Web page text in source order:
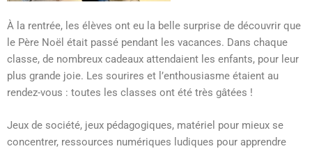
À la rentrée, les élèves ont eu la belle surprise de découvrir que
le Père Noël était passé pendant les vacances. Dans chaque
classe, de nombreux cadeaux attendaient les enfants, pour leur
plus grande joie. Les sourires et l’enthousiasme étaient au
rendez-vous : toutes les classes ont été très gâtées !
Jeux de société, jeux pédagogiques, matériel pour mieux se
concentrer, ressources numériques ludiques pour apprendre